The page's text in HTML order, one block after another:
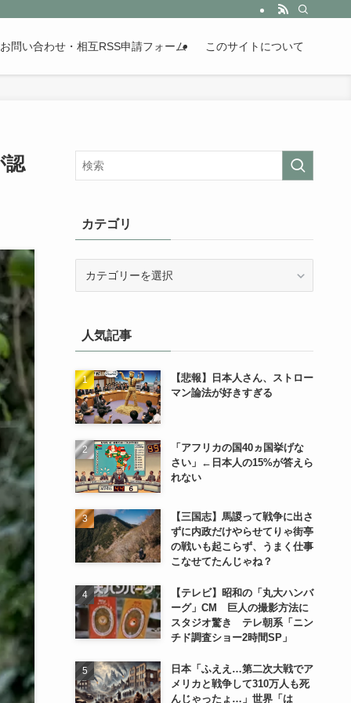
お問い合わせ・相互RSS申請フォーム このサイトについて
認
カテゴリ
人気記事
【悲報】日本人さん、ストロー
マン論法が好きすぎる
「アフリカの国40ヵ国挙げな
さい」←日本人の15%が答えら
れない
【三国志】馬謖って戦争に出さ
ずに内政だけやらせてりゃ街亭
の戦いも起こらず、うまく仕事
こなせてたんじゃね？
【テレビ】昭和の「丸大ハンバ
ーグ」CM 巨人の撮影方法に
スタジオ驚き テレ朝系「ニン
チド調査ショー2時間SP」
日本「ふええ…第二次大戦でア
メリカと戦争して310万人も死
んじゃったょ…」世界「は